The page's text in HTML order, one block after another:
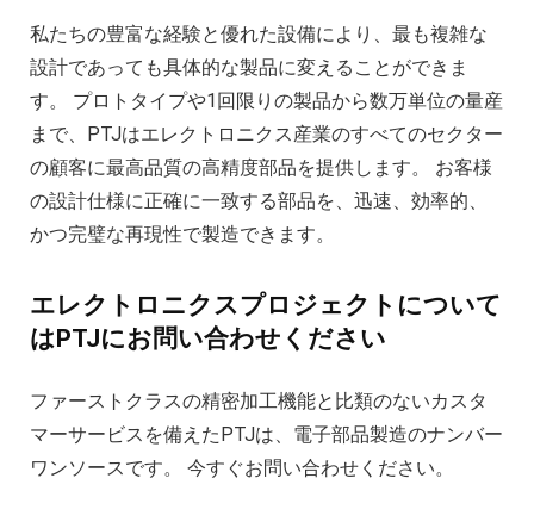
私たちの豊富な経験と優れた設備により、最も複雑な
設計であっても具体的な製品に変えることができま
す。 プロトタイプや1回限りの製品から数万単位の量産
まで、PTJはエレクトロニクス産業のすべてのセクター
の顧客に最高品質の高精度部品を提供します。 お客様
の設計仕様に正確に一致する部品を、迅速、効率的、
かつ完璧な再現性で製造できます。
エレクトロニクスプロジェクトについて
はPTJにお問い合わせください
ファーストクラスの精密加工機能と比類のないカスタ
マーサービスを備えたPTJは、電子部品製造のナンバー
ワンソースです。 今すぐお問い合わせください。